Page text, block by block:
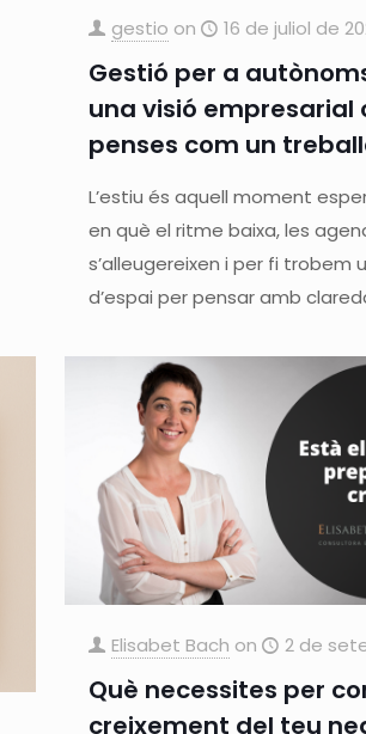
gestio on 16 de juliol de
Gestió per a
una visió empresarial
penses com un
L’estiu és aquell moment
en què el ritme baixa, les
s’alleugereixen i per fi trobem
d’espai per pensar amb
Elisabet Bach on 2 de
Què necessites per
creixement del teu